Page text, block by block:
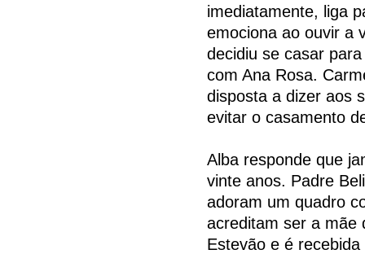
imediatamente, liga
emociona ao ouvir a
decidiu se casar
com Ana Rosa.
disposta a dizer aos
evitar o casamento
Alba responde que
vinte anos. Padre
adoram um quadro
acreditam ser a mãe
Estevão e é